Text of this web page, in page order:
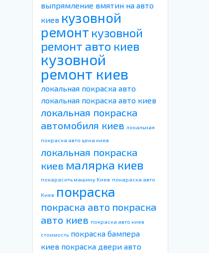
выпрямление вмятин на авто
киев кузовной
ремонт кузовной
ремонт авто киев
кузовной
ремонт киев
локальная покраска авто
локальная покраска авто киев
локальная покраска
автомобиля киев локальная
покраска авто цена киев
локальная покраска
киев малярка киев
покарасить машину Киев покараска авто
Киев покраска
покраска авто покраска
авто киев покраска авто киев
стоимость покраска бампера
киев покраска двери авто